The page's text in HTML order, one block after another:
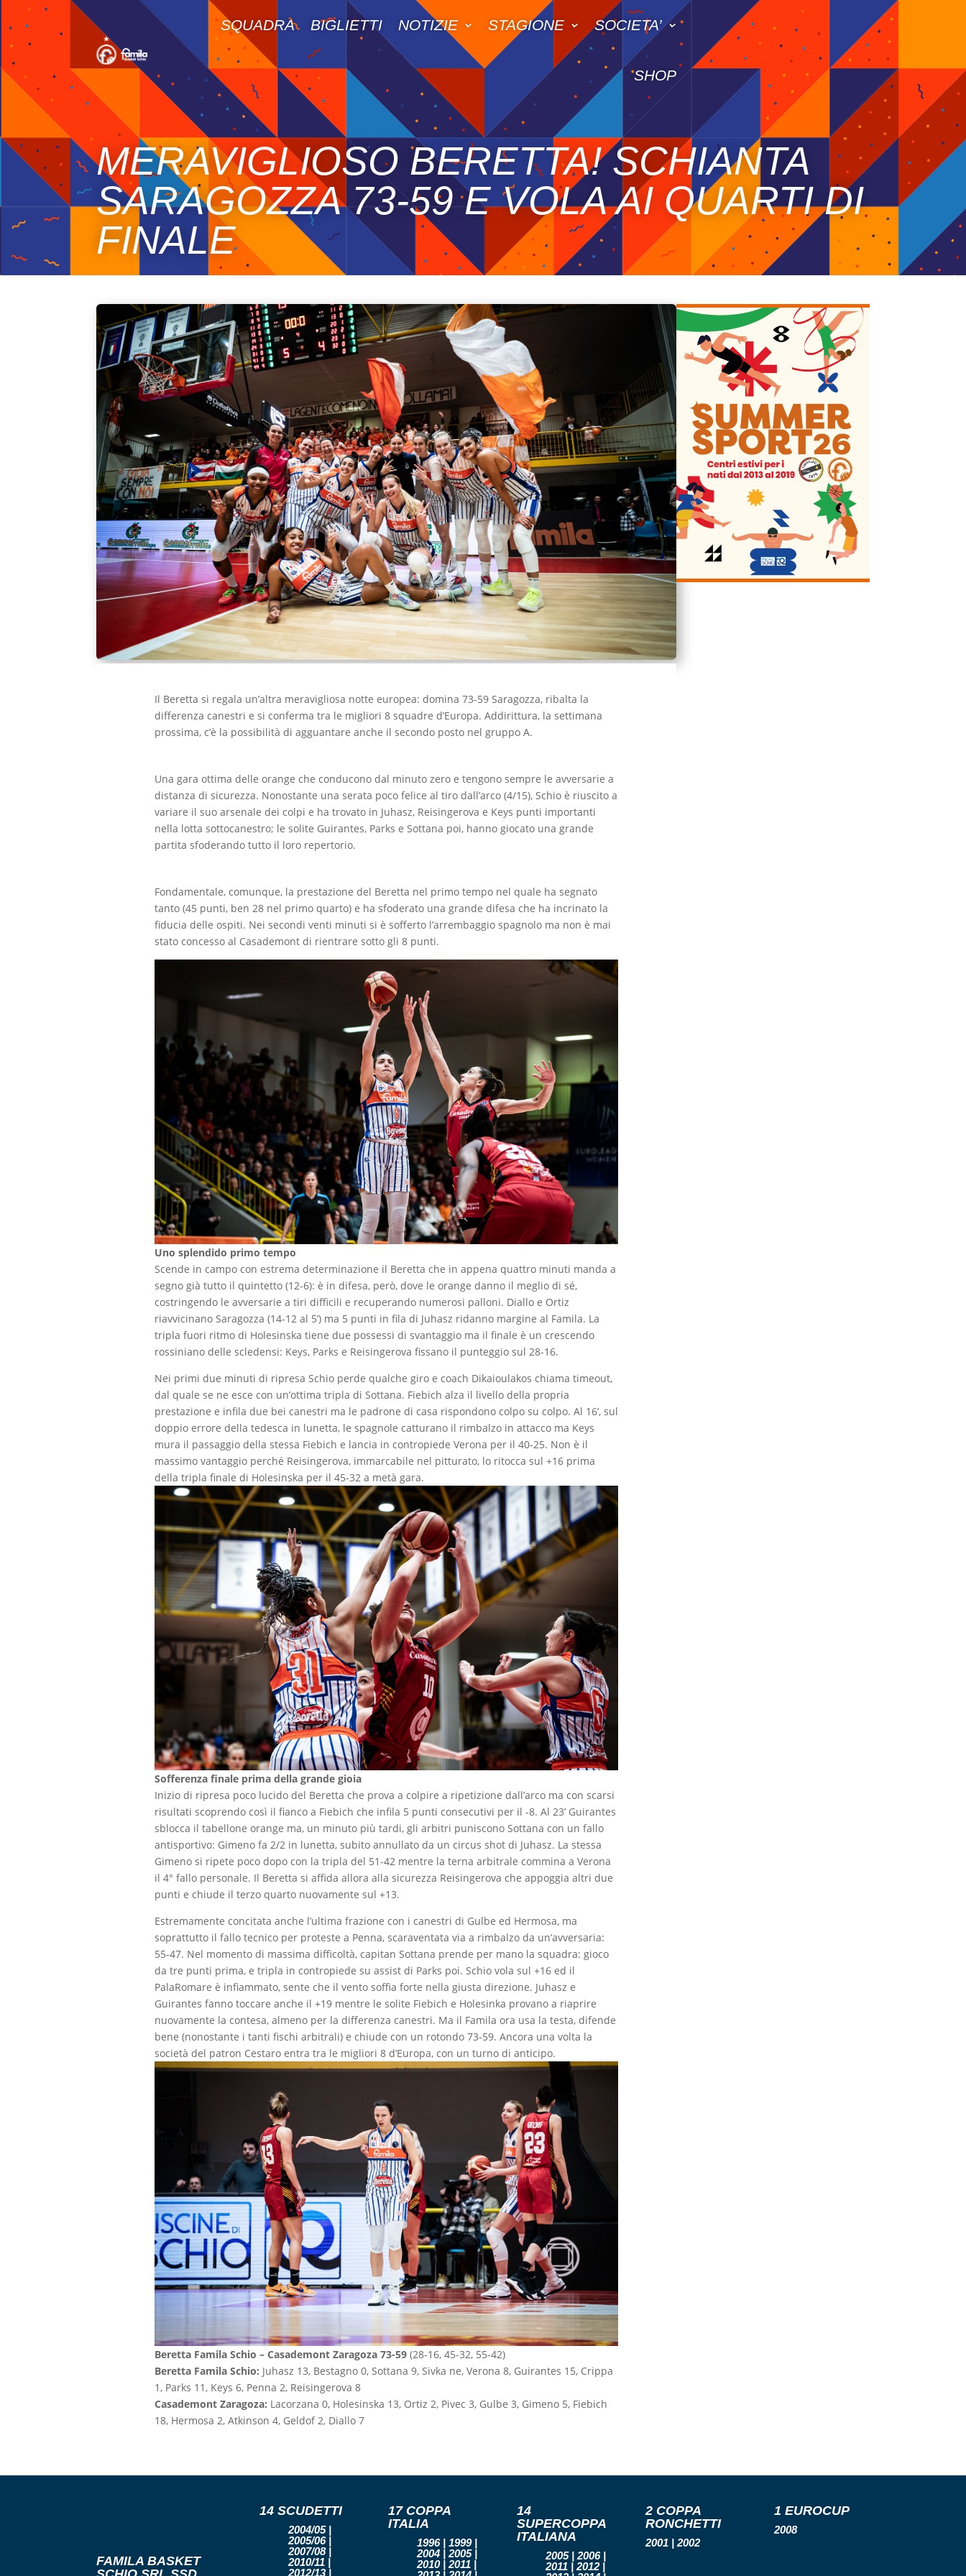
SQUADRA BIGLIETTI NOTIZIE STAGIONE SOCIETA’
SHOP
MERAVIGLIOSO BERETTA! SCHIANTA
SARAGOZZA 73-59 E VOLA AI QUARTI DI
FINALE
Il Beretta si regala un’altra meravigliosa notte europea: domina 73-59 Saragozza, ribalta la
differenza canestri e si conferma tra le migliori 8 squadre d’Europa. Addirittura, la settimana
prossima, c’è la possibilità di agguantare anche il secondo posto nel gruppo A.
Una gara ottima delle orange che conducono dal minuto zero e tengono sempre le avversarie a
distanza di sicurezza. Nonostante una serata poco felice al tiro dall’arco (4/15), Schio è riuscito a
variare il suo arsenale dei colpi e ha trovato in Juhasz, Reisingerova e Keys punti importanti
nella lotta sottocanestro; le solite Guirantes, Parks e Sottana poi, hanno giocato una grande
partita sfoderando tutto il loro repertorio.
Fondamentale, comunque, la prestazione del Beretta nel primo tempo nel quale ha segnato
tanto (45 punti, ben 28 nel primo quarto) e ha sfoderato una grande difesa che ha incrinato la
fiducia delle ospiti. Nei secondi venti minuti si è sofferto l’arrembaggio spagnolo ma non è mai
stato concesso al Casademont di rientrare sotto gli 8 punti.
Uno splendido primo tempo
Scende in campo con estrema determinazione il Beretta che in appena quattro minuti manda a
segno già tutto il quintetto (12-6): è in difesa, però, dove le orange danno il meglio di sé,
costringendo le avversarie a tiri difficili e recuperando numerosi palloni. Diallo e Ortiz
riavvicinano Saragozza (14-12 al 5’) ma 5 punti in fila di Juhasz ridanno margine al Famila. La
tripla fuori ritmo di Holesinska tiene due possessi di svantaggio ma il finale è un crescendo
rossiniano delle scledensi: Keys, Parks e Reisingerova fissano il punteggio sul 28-16.
Nei primi due minuti di ripresa Schio perde qualche giro e coach Dikaioulakos chiama timeout,
dal quale se ne esce con un’ottima tripla di Sottana. Fiebich alza il livello della propria
prestazione e infila due bei canestri ma le padrone di casa rispondono colpo su colpo. Al 16’, sul
doppio errore della tedesca in lunetta, le spagnole catturano il rimbalzo in attacco ma Keys
mura il passaggio della stessa Fiebich e lancia in contropiede Verona per il 40-25. Non è il
massimo vantaggio perché Reisingerova, immarcabile nel pitturato, lo ritocca sul +16 prima
della tripla finale di Holesinska per il 45-32 a metà gara.
Sofferenza finale prima della grande gioia
Inizio di ripresa poco lucido del Beretta che prova a colpire a ripetizione dall’arco ma con scarsi
risultati scoprendo così il fianco a Fiebich che infila 5 punti consecutivi per il -8. Al 23’ Guirantes
sblocca il tabellone orange ma, un minuto più tardi, gli arbitri puniscono Sottana con un fallo
antisportivo: Gimeno fa 2/2 in lunetta, subito annullato da un circus shot di Juhasz. La stessa
Gimeno si ripete poco dopo con la tripla del 51-42 mentre la terna arbitrale commina a Verona
il 4° fallo personale. Il Beretta si affida allora alla sicurezza Reisingerova che appoggia altri due
punti e chiude il terzo quarto nuovamente sul +13.
Estremamente concitata anche l’ultima frazione con i canestri di Gulbe ed Hermosa, ma
soprattutto il fallo tecnico per proteste a Penna, scaraventata via a rimbalzo da un’avversaria:
55-47. Nel momento di massima difficoltà, capitan Sottana prende per mano la squadra: gioco
da tre punti prima, e tripla in contropiede su assist di Parks poi. Schio vola sul +16 ed il
PalaRomare è infiammato, sente che il vento soffia forte nella giusta direzione. Juhasz e
Guirantes fanno toccare anche il +19 mentre le solite Fiebich e Holesinka provano a riaprire
nuovamente la contesa, almeno per la differenza canestri. Ma il Famila ora usa la testa, difende
bene (nonostante i tanti fischi arbitrali) e chiude con un rotondo 73-59. Ancora una volta la
società del patron Cestaro entra tra le migliori 8 d’Europa, con un turno di anticipo.
Beretta Famila Schio – Casademont Zaragoza 73-59(28-16, 45-32, 55-42)
Beretta Famila Schio: Juhasz 13, Bestagno 0, Sottana 9, Sivka ne, Verona 8, Guirantes 15, Crippa
1, Parks 11, Keys 6, Penna 2, Reisingerova 8
Casademont Zaragoza: Lacorzana 0, Holesinska 13, Ortiz 2, Pivec 3, Gulbe 3, Gimeno 5, Fiebich
18, Hermosa 2, Atkinson 4, Geldof 2, Diallo 7
FAMILA BASKET
14 SCUDETTI
2004/05 |
2005/06 |
2007/08 |
2010/11 |
2012/13 |
17 COPPA
ITALIA
1996 | 1999 |
2004 | 2005 |
2010 | 2011 |
14
SUPERCOPPA
ITALIANA
2005 | 2006 |
2011 | 2012 |
2 COPPA
RONCHETTI
2001 | 2002
1 EUROCUP
2008